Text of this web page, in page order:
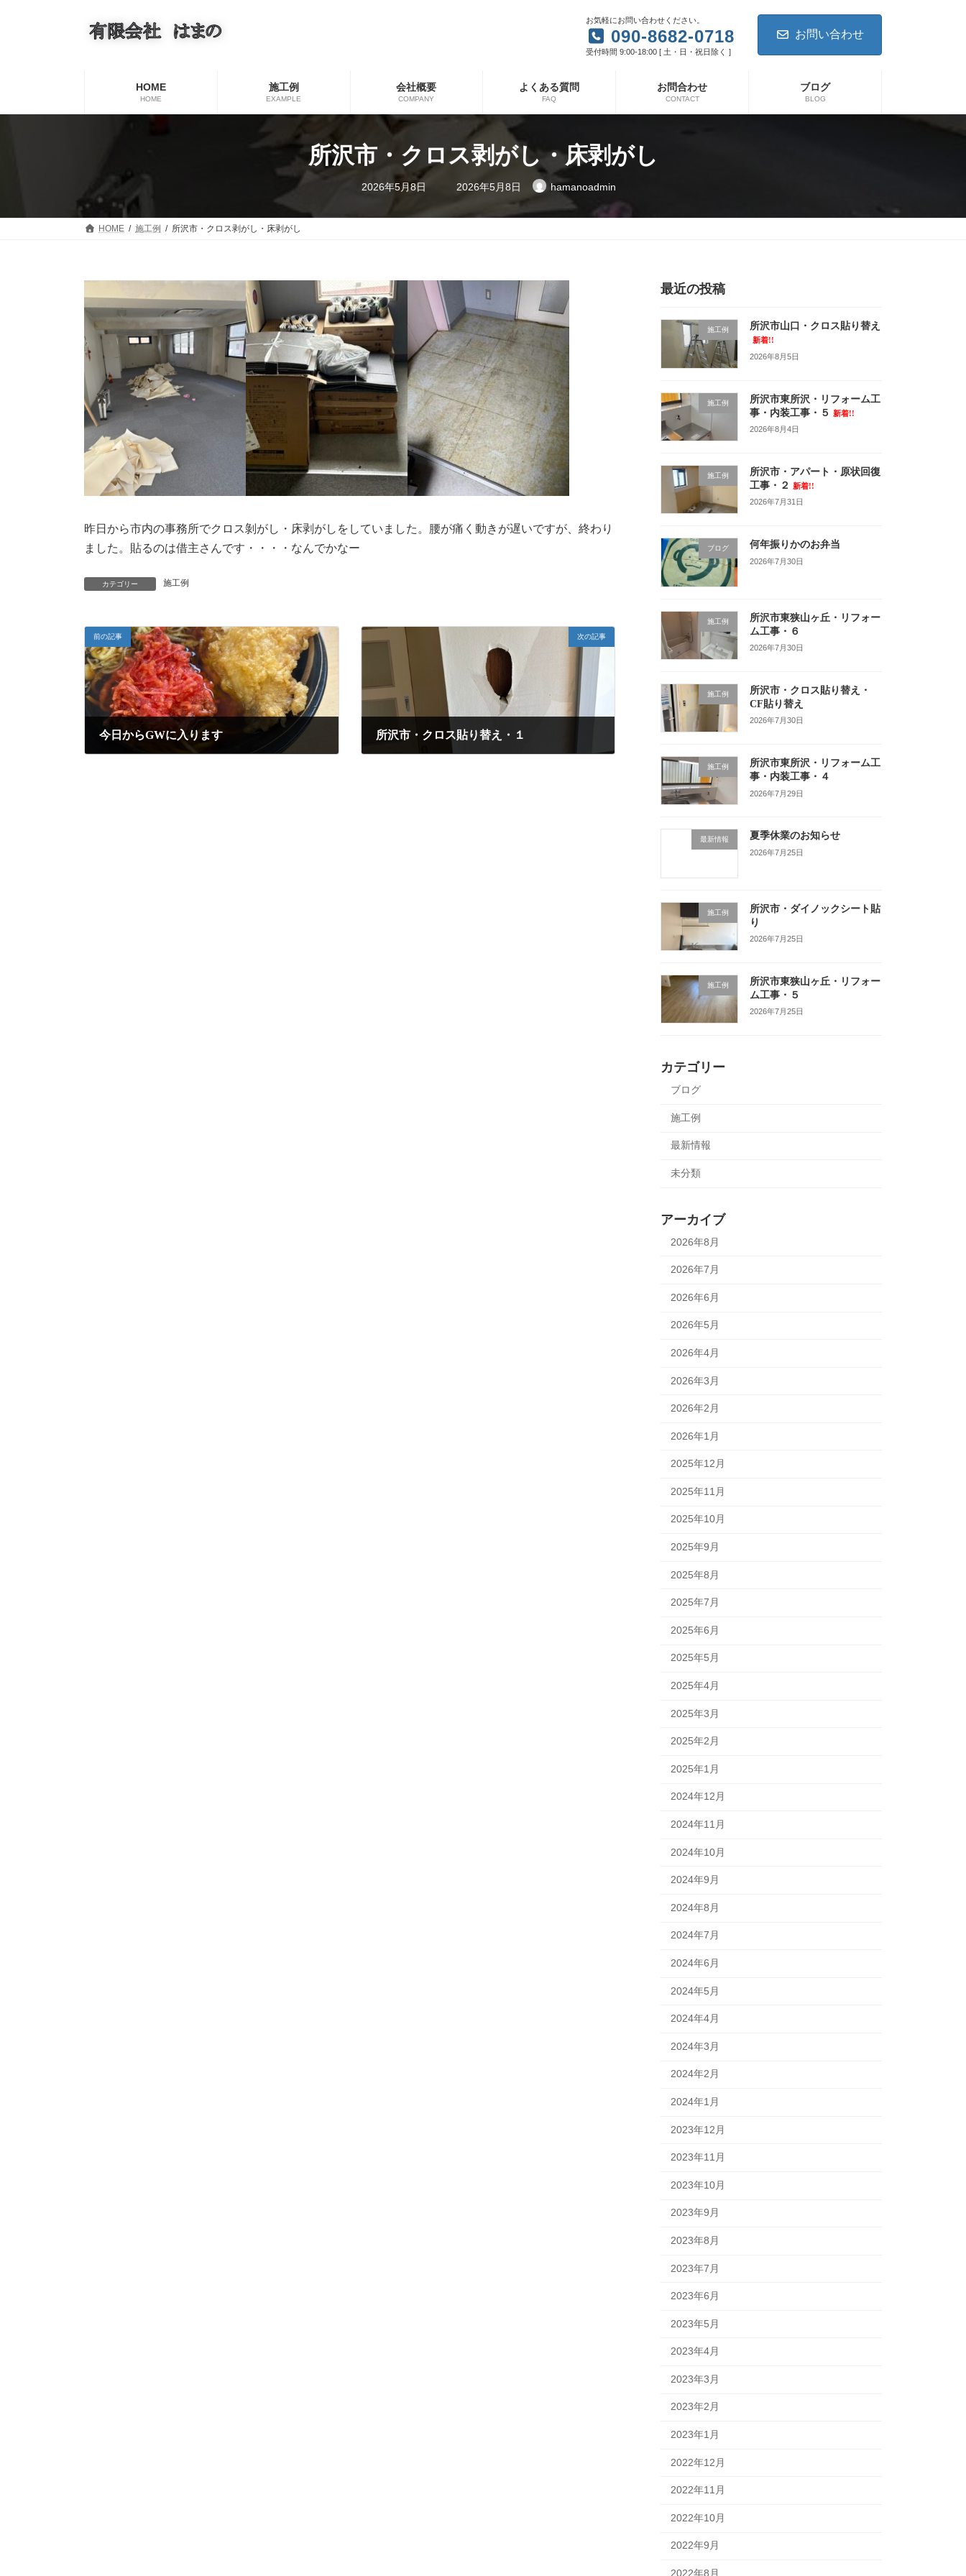
キ
に
お気軽にお問い合わせください。
090-8682-0718
受付時間 9:00-18:00 [ 土・日・祝日除く ]
お問い合わせ
HOME
HOME
施工例
EXAMPLE
会社概要
COMPANY
よくある質問
FAQ
お問合わせ
CONTACT
ブログ
BLOG
所沢市・クロス剥がし・床剥がし
2026年5月8日
最
終
更
日
2026年5月8日 hamanoadmin
HOME 施工例 所沢市・クロス剥がし・床剥がし
昨日から市内の事務所でクロス剝がし・床剥がしをしていました。腰が痛く動きが遅いですが、終わり
ました。貼るのは借主さんです・・・・なんでかなー
カテゴリー 施工例
前の記事
今日からGWに入ります
次の記事
所沢市・クロス貼り替え・１
最近の投稿
施工例 所沢市山口・クロス貼り替え
新着!!
2026年8月5日
施工例
所沢市東所沢・リフォーム工
事・内装工事・５
新着!!
2026年8月4日
施工例
所沢市・アパート・原状回復
工事・２
新着!!
2026年7月31日
ブログ 何年振りかのお弁当
2026年7月30日
施工例
所沢市東狭山ヶ丘・リフォー
ム工事・６
2026年7月30日
施工例
所沢市・クロス貼り替え・
CF貼り替え
2026年7月30日
施工例
所沢市東所沢・リフォーム工
事・内装工事・４
2026年7月29日
最新情報 夏季休業のお知らせ
2026年7月25日
施工例
所沢市・ダイノックシート貼
り
2026年7月25日
施工例
所沢市東狭山ヶ丘・リフォー
ム工事・５
2026年7月25日
カテゴリー
ブログ
施工例
最新情報
未分類
アーカイブ
2026年8月
2026年7月
2026年6月
2026年5月
2026年4月
2026年3月
2026年2月
2026年1月
2025年12月
2025年11月
2025年10月
2025年9月
2025年8月
2025年7月
2025年6月
2025年5月
2025年4月
2025年3月
2025年2月
2025年1月
2024年12月
2024年11月
2024年10月
2024年9月
2024年8月
2024年7月
2024年6月
2024年5月
2024年4月
2024年3月
2024年2月
2024年1月
2023年12月
2023年11月
2023年10月
2023年9月
2023年8月
2023年7月
2023年6月
2023年5月
2023年4月
2023年3月
2023年2月
2023年1月
2022年12月
2022年11月
2022年10月
2022年9月
2022年8月